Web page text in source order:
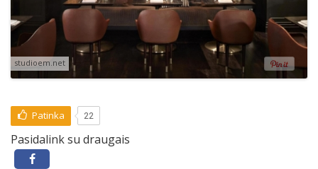
studioem.net
Patinka 22
Pasidalink su draugais